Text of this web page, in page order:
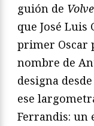
guión de
que José Luis
primer Oscar
nombre de
designa
ese
Ferrandis: un